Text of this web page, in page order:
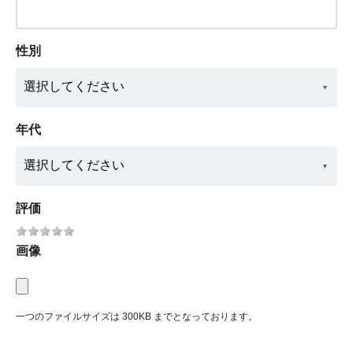
性別
年代
評価
画像
一つのファイルサイズは 300KB までとなっております。